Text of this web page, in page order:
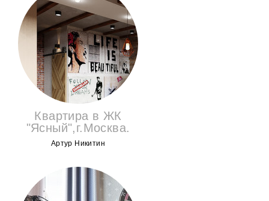
Квартира в ЖК
"Ясный",г.Москва.
Артур Никитин